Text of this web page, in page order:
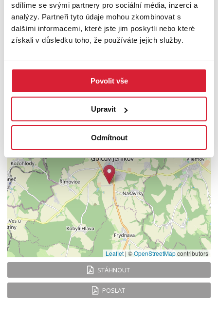
sdílíme se svými partnery pro sociální média, inzerci a
analýzy. Partneři tyto údaje mohou zkombinovat s
dalšími informacemi, které jste jim poskytli nebo které
získali v důsledku toho, že používáte jejich služby.
Povolit vše
Upravit
Odmítnout
Pro naše klienty zajišťujeme kompletní právní servis
prostřednictvím naší společnosti, včetně kvalitního
zprostředkování financování.
UMÍSTĚNÍ OBJEKTU
+
Leaflet | ©OpenStreetMapcontributors
STÁHNOUT
POSLAT